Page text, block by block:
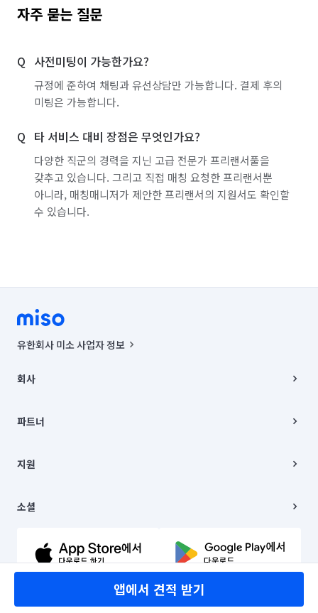
자주 묻는 질문
사전미팅이 가능한가요?
규정에 준하여 채팅과 유선상담만 가능합니다. 결제 후의
미팅은 가능합니다.
타 서비스 대비 장점은 무엇인가요?
다양한 직군의 경력을 지닌 고급 전문가 프리랜서풀을
갖추고 있습니다. 그리고 직접 매칭 요청한 프리랜서뿐
아니라, 매칭매니저가 제안한 프리랜서의 지원서도 확인할
수 있습니다.
앱에서 견적 받기
유한회사 미소 사업자 정보
00019 |
주소 | 본사: 서울특별시 종로구 율곡로 6(중학동, 트윈트리빌딩) B동 5층
컨택센터 : 서울특별시 종로구 수송동 율곡로 24, 7층, 8층 미소
상품, 상품정보, 거래에 관한 의무와 책임은 거래당사자에게 있습니다.
언론 보도 관련 문의:
© 유한회사 미소. Miso, Inc. All Rights Reserved.
회사
채용
파트너
이사
지원
이용약관
문의하기
소셜
유튜브